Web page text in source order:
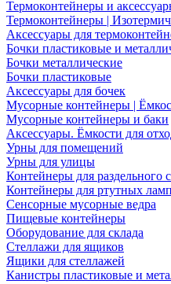
Термоконтейнеры и
Термоконтейнеры |
Аксессуары для
Бочки пластиковые и
Бочки металлические
Бочки пластиковые
Аксессуары для бочек
Мусорные контейнеры |
Мусорные контейнеры и баки
Аксессуары. Ёмкости для
Урны для помещений
Урны для улицы
Контейнеры для раздельного
Контейнеры для ртутных ламп
Сенсорные мусорные ведра
Пищевые контейнеры
Оборудование для склада
Стеллажи для ящиков
Ящики для стеллажей
Канистры пластиковые и